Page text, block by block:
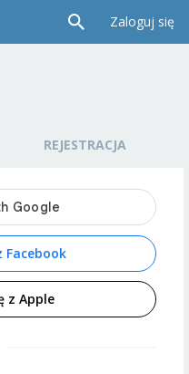
Zaloguj się
REJESTRACJA
Facebook
z Apple